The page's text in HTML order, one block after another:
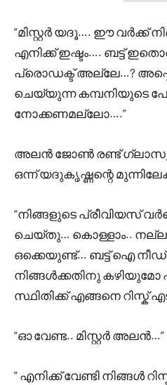
“മിസ്റ്റർ യദൂ…. ഈ വർക്ക്
എനിക്ക് ഇഷ്ടം…. ബട്ട്‌
പ്രൊഡക്ട് അല്ലേ…?
ചെയ്യുന്ന കമ്പനിയുടെ
നോക്കണമല്ലോ….”
അലൻ ജോൺ രണ്ട്
ഒന്ന് യദുകൃഷ്ണന്റെ
“നിങ്ങളുടെ പ്രീവിയസ്
ചെയ്‌തു… കൊള്ളാം.. നല്ല
ഒക്കെയുണ്ട്… ബട്ട്‌ ഐ
നിങ്ങൾക്കതിനു
സ്ഥിതിക്ക് എങ്ങനെ റിസ്ക്
“ഓ വേണ്ട.. മിസ്റ്റർ
” എനിക്ക് വേണ്ടി നിങ്ങൾ